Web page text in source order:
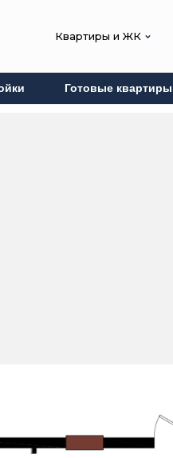
Квартиры и ЖК
Готовые квартиры